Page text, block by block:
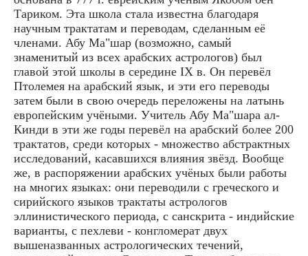
Тариком. Эта школа стала известна благодаря
научным трактатам и переводам, сделанным её
членами. Абу Ма"шар (возможно, самый
знаменитый из всех арабских астрологов) был
главой этой школы в середине IX в. Он перевёл
Птолемея на арабский язык, и эти его переводы
затем были в свою очередь переложены на латынь
европейским учёными. Учитель Абу Ма"шара ал-
Кинди в эти же годы перевёл на арабский более 200
трактатов, среди которых - множество абстрактных
исследований, касавшихся влияния звёзд. Вообще
же, в распоряжении арабских учёных были работы
на многих языках: они переводили с греческого и
сирийского языков трактаты астрологов
эллинистического периода, с санскрита - индийские
варианты, с пехлеви - конгломерат двух
вышеназванных астрологических течений,